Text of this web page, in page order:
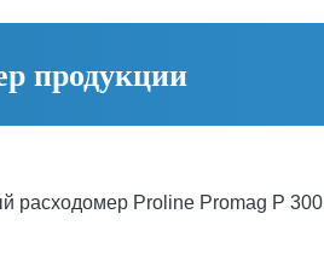
продукции
расходомер Proline Promag P 300